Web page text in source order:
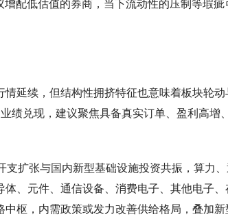
配低估值的券商，当下流动性的压制等瑕疵
延续，但结构性拥挤特征也意味着板块轮动
绩兑现，建议聚焦具备真实订单、盈利高增
支扩张与国内新型基础设施投资共振，算力
、元件、通信设备、消费电子、其他电子、
枢，内需政策或发力改善供给格局，叠加新